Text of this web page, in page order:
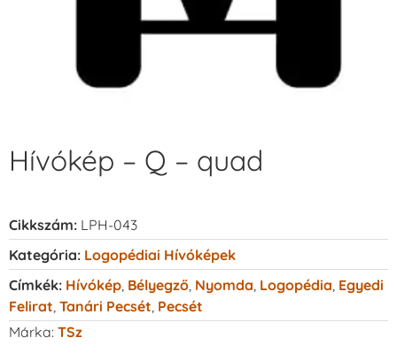
Hívókép – Q – quad
Cikkszám: LPH-043
Kategória: Logopédiai Hívóképek
Címkék: Hívókép Bélyegző Nyomda Logopédia Egyedi
Felirat Tanári Pecsét Pecsét
Márka: TSz